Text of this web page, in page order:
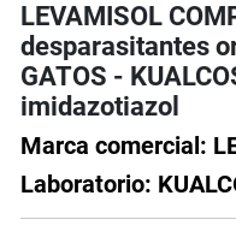
LEVAMISOL
desparasitantes
GATOS -
imidazotiazol
Marca comercial:
Laboratorio: